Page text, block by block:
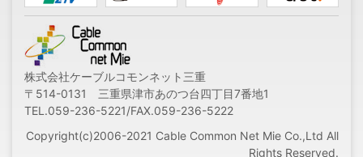
株式会社ケーブルコモンネット三重
〒514-0131 三重県津市あのつ台四丁目7番地1
TEL.059-236-5221/FAX.059-236-5222
Copyright(c)2006-2021 Cable Common Net Mie Co.,Ltd All
Rights Reserved.